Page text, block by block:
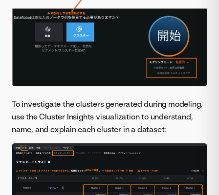
To investigate the clusters generated during modeling,
use the Cluster Insights visualization to understand,
name, and explain each cluster in a dataset: